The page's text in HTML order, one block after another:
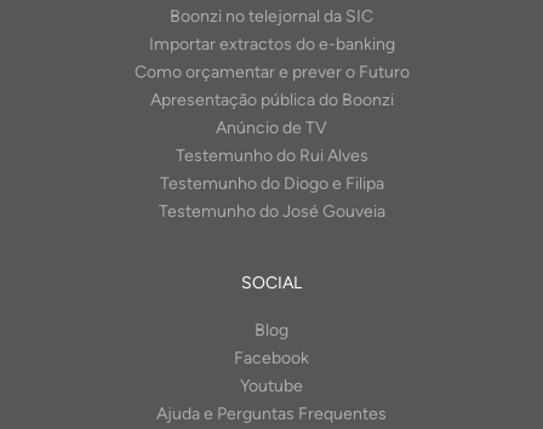
Boonzi no telejornal da SIC
Importar extractos do e-banking
Como orçamentar e prever o Futuro
Apresentação pública do Boonzi
Anúncio de TV
Testemunho do Rui Alves
Testemunho do Diogo e Filipa
Testemunho do José Gouveia
SOCIAL
Blog
Facebook
Youtube
Ajuda e Perguntas Frequentes